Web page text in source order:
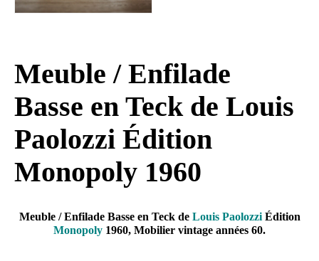
Meuble / Enfilade
Basse en Teck de Louis
Paolozzi Édition
Monopoly 1960
Meuble / Enfilade Basse en Teck de Louis PaolozziÉdition
Monopoly 1960, Mobilier vintage années 60.